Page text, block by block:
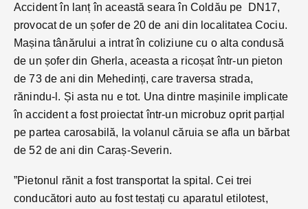
Accident în lanț în această seara în Coldău pe DN17,
provocat de un șofer de 20 de ani din localitatea Cociu.
Mașina tânărului a intrat în coliziune cu o alta condusă
de un șofer din Gherla, aceasta a ricoșat într-un pieton
de 73 de ani din Mehedinți, care traversa strada,
rănindu-l. Și asta nu e tot. Una dintre mașinile implicate
în accident a fost proiectat într-un microbuz oprit parțial
pe partea carosabilă, la volanul căruia se afla un bărbat
de 52 de ani din Caraș-Severin.
”Pietonul rănit a fost transportat la spital. Cei trei
conducători auto au fost testați cu aparatul etilotest,